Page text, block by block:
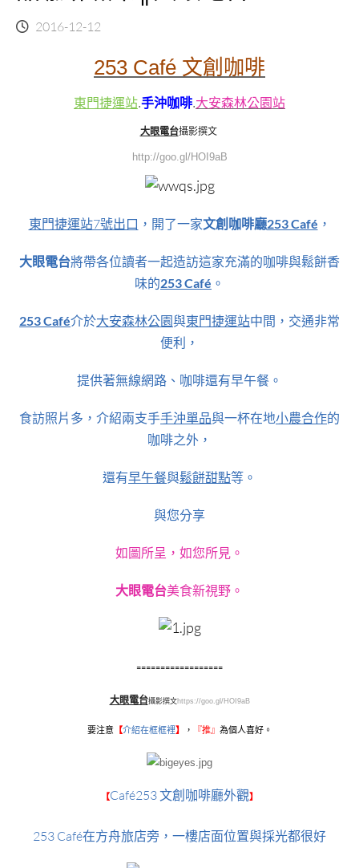
2016-12-12
253 Café 文創咖啡
東門捷運站.手沖咖啡.大安森林公園站
大眼電台攝影撰文
http://goo.gl/HOI9aB
東門捷運站7號出口 ，開了一家文創咖啡廳253 Café ，
大眼電台將帶各位讀者一起造訪這家充滿的咖啡與鬆餅香
味的253 Café 。
253 Café介於大安森林公園與東門捷運站中間，交通非常
便利，
提供著無線網路、 咖啡還有早午餐。
食訪照片多， 介紹兩支手手沖單品與一杯在地小農合作的
咖啡之外，
還有早午餐與鬆餅甜點等。
與您分享
如圖所呈，如您所見。
大眼電台美食新視野。
==================
大眼電台攝影撰文https://goo.gl/HOI9aB
要注意【介紹在框框裡】 ， 『推』 為個人喜好。
【Café253 文創咖啡廳外觀】
253 Café在方舟旅店旁，一樓店面位置與採光都很好